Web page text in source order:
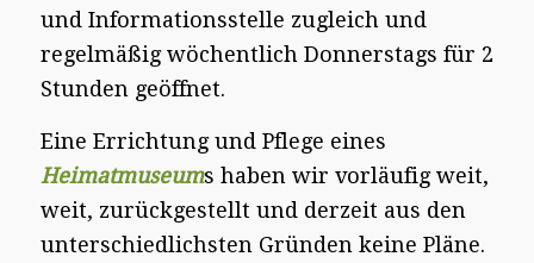
und Informationsstelle zugleich und
regelmäßig wöchentlich Donnerstags für 2
Stunden geöffnet.
Eine Errichtung und Pflege eines
Heimatmuseums haben wir vorläufig weit,
weit, zurückgestellt und derzeit aus den
unterschiedlichsten Gründen keine Pläne.